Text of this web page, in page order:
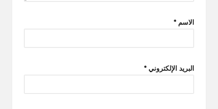
الاسم *
البريد الإلكتروني *